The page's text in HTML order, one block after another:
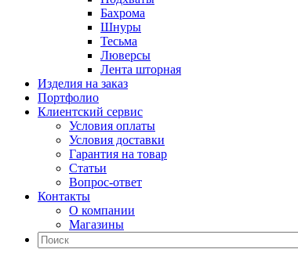
Бахрома
Шнуры
Тесьма
Люверсы
Лента шторная
Изделия на заказ
Портфолио
Клиентский сервис
Условия оплаты
Условия доставки
Гарантия на товар
Статьи
Вопрос-ответ
Контакты
О компании
Магазины